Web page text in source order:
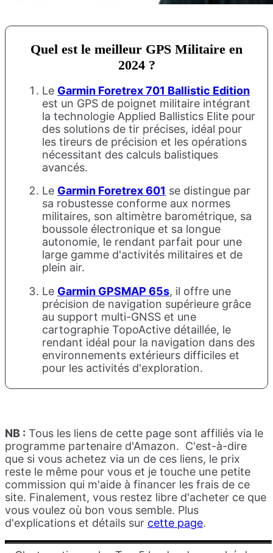
Quel est le meilleur GPS Militaire en
2024 ?
Le Garmin Foretrex 701 Ballistic Edition
est un GPS de poignet militaire intégrant
la technologie Applied Ballistics Elite pour
des solutions de tir précises, idéal pour
les tireurs de précision et les opérations
nécessitant des calculs balistiques
avancés.
Le Garmin Foretrex 601 se distingue par
sa robustesse conforme aux normes
militaires, son altimètre barométrique, sa
boussole électronique et sa longue
autonomie, le rendant parfait pour une
large gamme d'activités militaires et de
plein air.
Le Garmin GPSMAP 65s, il offre une
précision de navigation supérieure grâce
au support multi-GNSS et une
cartographie TopoActive détaillée, le
rendant idéal pour la navigation dans des
environnements extérieurs difficiles et
pour les activités d'exploration.
NB : Tous les liens de cette page sont affiliés via le
programme partenaire d'Amazon. C'est-à-dire
que si vous achetez via un de ces liens, le prix
reste le même pour vous et je touche une petite
commission qui m'aide à financer les frais de ce
site. Finalement, vous restez libre d'acheter ce que
vous voulez où bon vous semble. Plus
d'explications et détails sur cette page.